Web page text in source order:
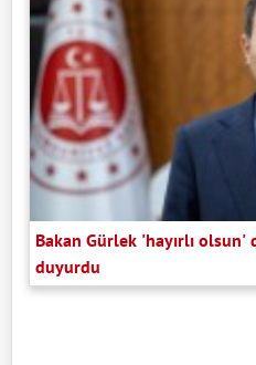
Bakan Gürlek 'hayırlı
duyurdu